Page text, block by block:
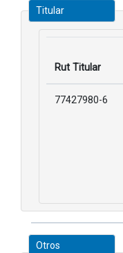
Titular
Rut Titular
77427980-6
Otros